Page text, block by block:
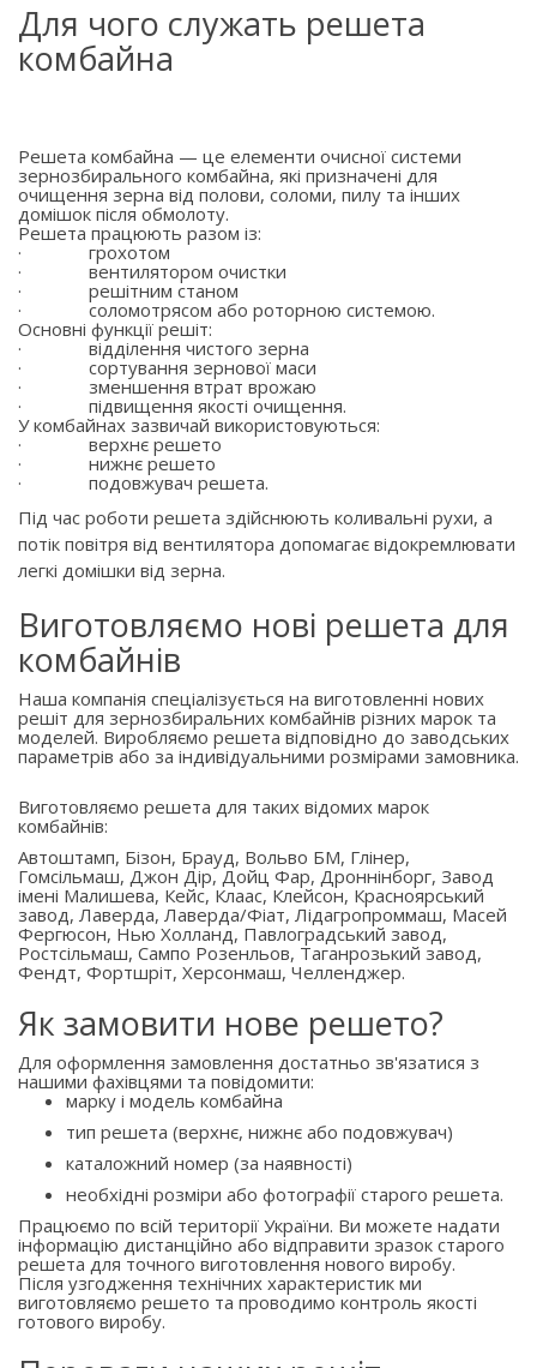
Для чого служать решета
комбайна
Решета комбайна — це елементи очисної системи
зернозбирального комбайна, які призначені для
очищення зерна від полови, соломи, пилу та інших
домішок після обмолоту.
Решета працюють разом із:
·
грохотом
·
вентилятором очистки
·
решітним станом
·
соломотрясом або роторною системою.
Основні функції решіт:
·
відділення чистого зерна
·
сортування зернової маси
·
зменшення втрат врожаю
·
підвищення якості очищення.
У комбайнах зазвичай використовуються:
·
верхнє решето
·
нижнє решето
·
подовжувач решета.
Під час роботи решета здійснюють коливальні рухи, а
потік повітря від вентилятора допомагає відокремлювати
легкі домішки від зерна.
Виготовляємо нові решета для
комбайнів
Наша компанія спеціалізується на виготовленні нових
решіт для зернозбиральних комбайнів різних марок та
моделей. Виробляємо решета відповідно до заводських
параметрів або за індивідуальними розмірами замовника.
Виготовляємо решета для таких відомих марок
комбайнів:
Автоштамп, Бізон, Брауд, Вольво БМ, Глінер,
Гомсільмаш, Джон Дір, Дойц Фар, Дроннінборг, Завод
імені Малишева, Кейс, Клаас, Клейсон, Красноярський
завод, Лаверда, Лаверда/Фіат, Лідагропроммаш, Масей
Фергюсон, Нью Холланд, Павлоградський завод,
Ростсільмаш, Сампо Розенльов, Таганрозький завод,
Фендт, Фортшріт, Херсонмаш, Челленджер.
Як замовити нове решето?
Для оформлення замовлення достатньо зв'язатися з
нашими фахівцями та повідомити:
марку і модель комбайна
тип решета (верхнє, нижнє або подовжувач)
каталожний номер (за наявності)
необхідні розміри або фотографії старого решета.
Працюємо по всій території України. Ви можете надати
інформацію дистанційно або відправити зразок старого
решета для точного виготовлення нового виробу.
Після узгодження технічних характеристик ми
виготовляємо решето та проводимо контроль якості
готового виробу.